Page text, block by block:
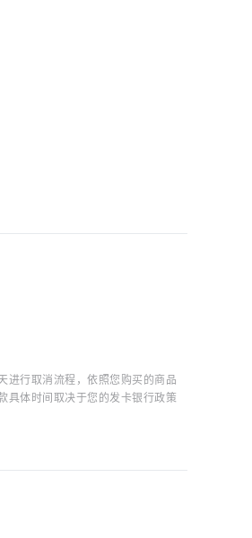
进行取消流程，依照您购买的商品
具体时间取决于您的发卡银行政策